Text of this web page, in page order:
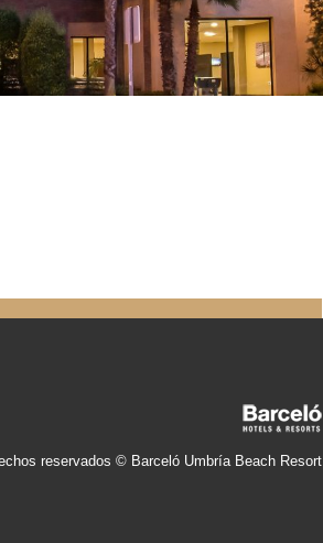
reservados © Barceló Umbría Beach Resort